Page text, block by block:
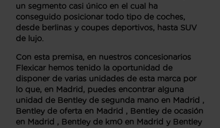
un segmento casi único en el cual ha
conseguido posicionar todo tipo de coches,
desde berlinas y coupes deportivos, hasta SUV
de lujo.
Con esta premisa, en nuestros concesionarios
Flexicar hemos tenido la oportunidad de
disponer de varias unidades de esta marca por
lo que, en Madrid , puedes encontrar alguna
unidad de Bentley de segunda mano en Madrid ,
Bentley de oferta en Madrid , Bentley de ocasión
en Madrid , Bentley de km0 en Madrid y Bentley